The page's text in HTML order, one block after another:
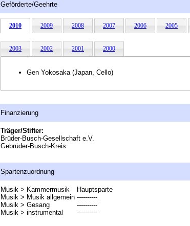
Geförderte/Geehrte
2010 2009 2008 2007 2006 2005
2003 2002 2001 2000
Gen Yokosaka (Japan, Cello)
Finanzierung
Träger/Stifter:
Brüder-Busch-Gesellschaft e.V.
Gebrüder-Busch-Kreis
Spartenzuordnung
Musik > Kammermusik
Hauptsparte
Musik > Musik allgemein ----------
Musik > Gesang
----------
Musik > instrumental
----------